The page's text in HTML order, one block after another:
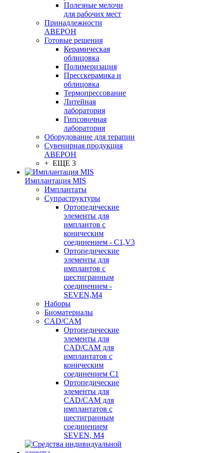
Полезные мелочи
для рабочих мест
Принадлежности
АВЕРОН
Готовые решения
Керамическая
облицовка
Полимеризация
Пресскерамика и
облицовка
Термопрессование
Литейная
лаборатория
Гипсовочная
лаборатория
Оборудование для терапии
Сувенирная продукция
АВЕРОН
+ ЕЩЕ 3
Имплантация MIS
Имплантаты
Супраструктуры
Ортопедические
элементы для
имплантов с
коническим
соединением - C1,V3
Ортопедические
элементы для
имплантов с
шестигранным
соединением -
SEVEN,M4
Наборы
Биоматериалы
CAD/CAM
Ортопедические
элементы для
CAD/CAM для
имплантатов с
коническим
соединением С1
Ортопедические
элементы для
CAD/CAM для
имплантатов с
шестигранным
соединением
SEVEN, М4